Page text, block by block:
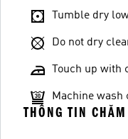
Tumble dry
Do not dry
Touch up with
Machine
THÔNG TIN